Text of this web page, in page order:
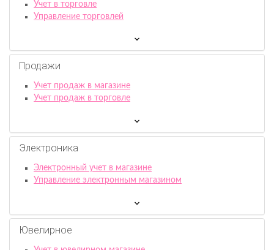
Учет в торговле
Управление торговлей
Продажи
Учет продаж в магазине
Учет продаж в торговле
Электроника
Электронный учет в магазине
Управление электронным магазином
Ювелирное